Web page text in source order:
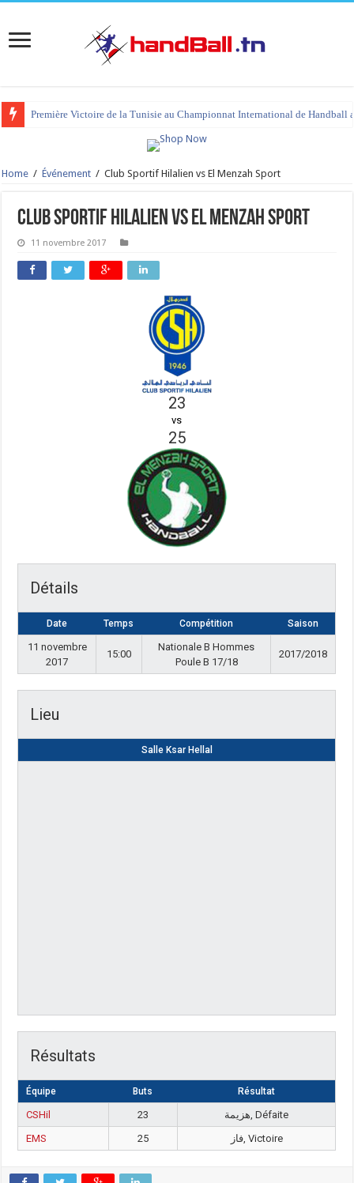
Première Victoire de la Tunisie au Championnat International de Handball
Home / Événement / Club Sportif Hilalien vs El Menzah Sport
Club Sportif Hilalien vs El Menzah Sport
11 novembre 2017
23
vs
25
Détails
Date Temps Compétition Saison
11 novembre
2017
15:00
Nationale B Hommes
Poule B 17/18
2017/2018
Lieu
Salle Ksar Hellal
Résultats
Équipe Buts Résultat
CSHil 23
هزيمة, Défaite
EMS
25 فاز, Victoire